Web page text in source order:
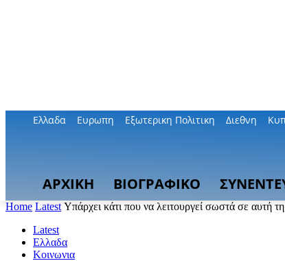
Ελλαδα Ευρωπη Εξωτερικη Πολιτικη Διεθνη
ΑΡΧΙΚΗ ΒΙΟΓΡΑΦΙΚΟ
Home Latest Υπάρχει κάτι που να λειτουργεί σωστά σε αυτή
Latest
Ελλαδα
Κοινωνια